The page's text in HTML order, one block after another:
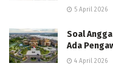
5 April 2026
Soal
Ada
4 April 2026